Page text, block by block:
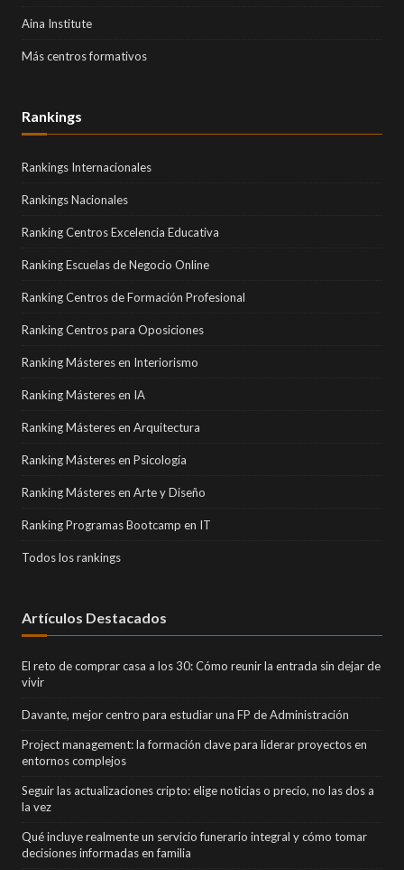
Aina Institute
Más centros formativos
Rankings
Rankings Internacionales
Rankings Nacionales
Ranking Centros Excelencia Educativa
Ranking Escuelas de Negocio Online
Ranking Centros de Formación Profesional
Ranking Centros para Oposiciones
Ranking Másteres en Interiorismo
Ranking Másteres en IA
Ranking Másteres en Arquitectura
Ranking Másteres en Psicología
Ranking Másteres en Arte y Diseño
Ranking Programas Bootcamp en IT
Todos los rankings
Artículos Destacados
El reto de comprar casa a los 30: Cómo reunir la entrada sin dejar de
vivir
Davante, mejor centro para estudiar una FP de Administración
Project management: la formación clave para liderar proyectos en
entornos complejos
Seguir las actualizaciones cripto: elige noticias o precio, no las dos a
la vez
Qué incluye realmente un servicio funerario integral y cómo tomar
decisiones informadas en familia